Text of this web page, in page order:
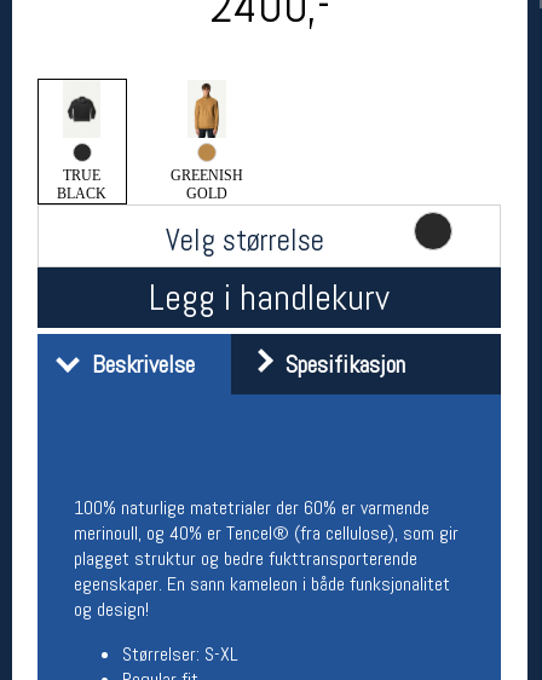
TRUE
BLACK
GREENISH
GOLD
Velg størrelse
Legg i handlekurv
Beskrivelse Spesifikasjon
100% naturlige matetrialer der 60% er varmende
merinoull, og 40% er Tencel® (fra cellulose), som gir
plagget struktur og bedre fukttransporterende
egenskaper. En sann kameleon i både funksjonalitet
og design!
Størrelser: S-XL
Her finner du oss
Oslo Sportslager
Torggata 20
Telefon: 23 32 62 00
(telefontid man-fredag klokken 10-13)
Om oss
Kontakt oss
Team Oslo Sportslager
Medlemstilbud og aktiviteter